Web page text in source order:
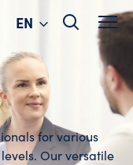
Change
language
EN
for various
Our versatile